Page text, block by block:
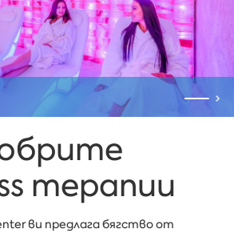
терапии
ви предлага бягство от